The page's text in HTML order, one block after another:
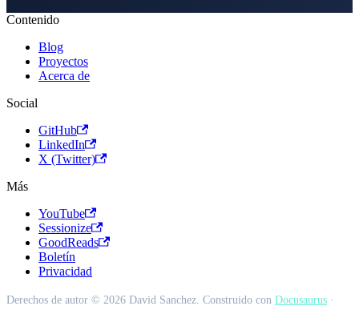
Contenido
Blog
Proyectos
Acerca de
Social
GitHub
LinkedIn
X (Twitter)
Más
YouTube
Sessionize
GoodReads
Boletín
Privacidad
Derechos de autor © 2026 David Sanchez. Construido con Docusaurus ·